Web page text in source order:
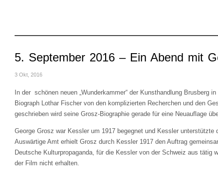
5. September 2016 – Ein Abend mit
3 Okt, 2016
In der schönen neuen „Wunderkammer“ der Kunsthandlung Brusberg
Biograph Lothar Fischer von den komplizierten Recherchen und den
geschrieben wird seine Grosz-Biographie gerade für eine Neuauflage
George Grosz war Kessler um 1917 begegnet und Kessler unterstützte
Auswärtige Amt erhielt Grosz durch Kessler 1917 den Auftrag
Deutsche Kulturpropaganda, für die Kessler von der Schweiz aus tätig
der Film nicht erhalten.